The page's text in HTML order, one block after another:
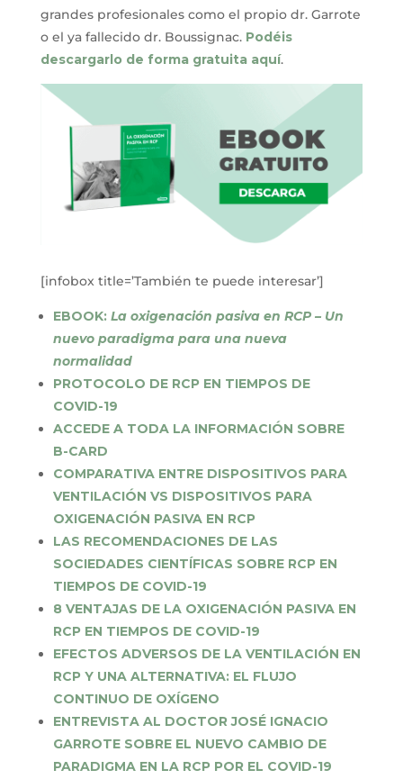
grandes profesionales como el propio dr. Garrote
o el ya fallecido dr. Boussignac. Podéis
descargarlo de forma gratuita aquí.
[infobox title=’También te puede interesar’]
EBOOK: La oxigenación pasiva en RCP – Un
nuevo paradigma para una nueva
normalidad
PROTOCOLO DE RCP EN TIEMPOS DE
COVID-19
ACCEDE A TODA LA INFORMACIÓN SOBRE
B-CARD
COMPARATIVA ENTRE DISPOSITIVOS PARA
VENTILACIÓN VS DISPOSITIVOS PARA
OXIGENACIÓN PASIVA EN RCP
LAS RECOMENDACIONES DE LAS
SOCIEDADES CIENTÍFICAS SOBRE RCP EN
TIEMPOS DE COVID-19
8 VENTAJAS DE LA OXIGENACIÓN PASIVA EN
RCP EN TIEMPOS DE COVID-19
EFECTOS ADVERSOS DE LA VENTILACIÓN EN
RCP Y UNA ALTERNATIVA: EL FLUJO
CONTINUO DE OXÍGENO
ENTREVISTA AL DOCTOR JOSÉ IGNACIO
GARROTE SOBRE EL NUEVO CAMBIO DE
PARADIGMA EN LA RCP POR EL COVID-19